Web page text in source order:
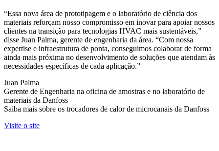
“Essa nova área de prototipagem e o laboratório de ciência dos
materiais reforçam nosso compromisso em inovar para apoiar nossos
clientes na transição para tecnologias HVAC mais sustentáveis,”
disse Juan Palma, gerente de engenharia da área. “Com nossa
expertise e infraestrutura de ponta, conseguimos colaborar de forma
ainda mais próxima no desenvolvimento de soluções que atendam às
necessidades específicas de cada aplicação.”
Juan Palma
Gerente de Engenharia na oficina de amostras e no laboratório de
materiais da Danfoss
Saiba mais sobre os trocadores de calor de microcanais da Danfoss
Visite o site